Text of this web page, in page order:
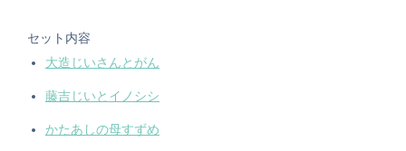
セット内容
大造じいさんとがん
藤吉じいとイノシシ
かたあしの母すずめ